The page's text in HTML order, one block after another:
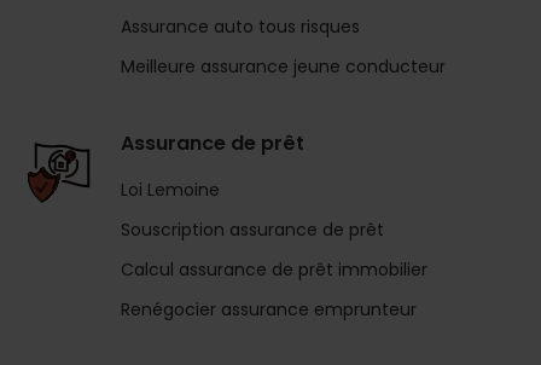
Assurance auto tous risques
Meilleure assurance jeune conducteur
Assurance de prêt
Loi Lemoine
Souscription assurance de prêt
Calcul assurance de prêt immobilier
Renégocier assurance emprunteur